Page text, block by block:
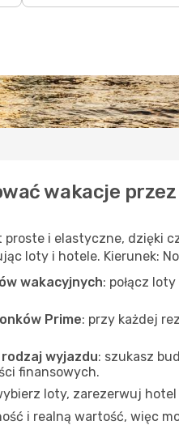
wakacje przez
proste i elastyczne, dzięki
loty i hotele. Kierunek:
wakacyjnych: połącz
Prime: przy każdej
wyjazdu: szukasz
finansowych.
loty, zarezerwuj
i realną wartość, więc